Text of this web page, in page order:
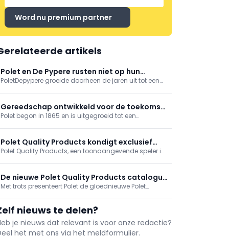
Word nu premium partner
artikels
Polet en De Pypere rusten niet op hun
lauweren tijdens Green 2026
PoletDepypere groeide doorheen de jaren uit tot een
Ardooie oefenen ervaren smeden het ambacht nog
steeds uit op traditionele wijze, aangevuld met ...
Gereedschap ontwikkeld voor de toekomst,
gebaseerd op traditie
Polet begon in 1865 en is uitgegroeid tot een
bedrijf met een rijke geschiedenis van traditie en
vakmanschap, maar altijd gericht op innovatie.
Polet Quality Products kondigt exclusief
partnerschap aan met VOLPI
Polet Quality Products, een toonaangevende speler in
bedrijf wordt de enige verdeler van de Predator Line
van VOLPI in België, Luxemburg en Frankrijk.
De nieuwe Polet Quality Products catalogus
is uit!
Met trots presenteert Polet de gloednieuwe Polet
handgereedschappen voor tuin, bouw en industrie.
nieuws te delen?
je nieuws dat relevant is voor onze redactie?
het met ons via het meldformulier.